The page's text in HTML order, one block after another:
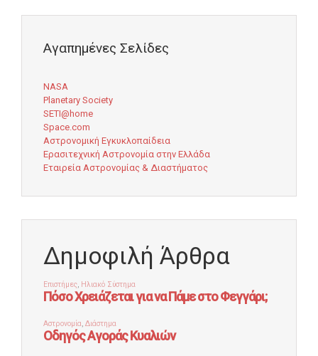
Αγαπημένες Σελίδες
NASA
Planetary Society
SETI@home
Space.com
Αστρονομική Εγκυκλοπαίδεια
Ερασιτεχνική Αστρονομία στην Ελλάδα
Εταιρεία Αστρονομίας & Διαστήματος
Δημοφιλή Άρθρα